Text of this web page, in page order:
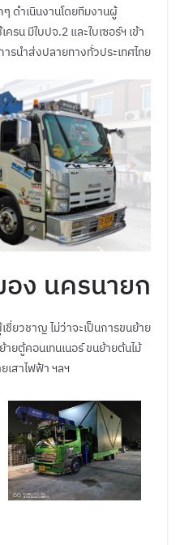
ดำเนินงานโดยทีมงานผู้
รน มีใบปจ.2 และใบเซอร์ฯ เข้า
รนำส่งปลายทางทั่วประเทศไทย
ง นครนายก
ยวชาญ ไม่ว่าจะเป็นการขนย้าย
ยตู้คอนเทนเนอร์ ขนย้ายต้นไม้
เสาไฟฟ้า ฯลฯ